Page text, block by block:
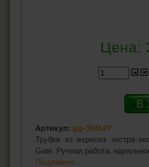
Цена:
В
Артикул: gg-30414Y
Трубка из вереска экстра-
Gate. Ручная работа,
Подробнее...